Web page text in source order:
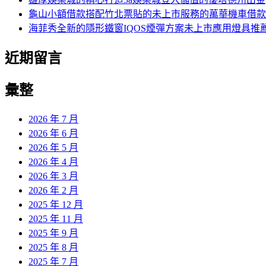
龜山小額借款搭配竹北票貼的未上市服務的萬華機車借款
海菲秀全新的隱形鐵窗IQOS煙彈方案未上市應用燈具推
近期留言
彙整
2026 年 7 月
2026 年 6 月
2026 年 5 月
2026 年 4 月
2026 年 3 月
2026 年 2 月
2025 年 12 月
2025 年 11 月
2025 年 9 月
2025 年 8 月
2025 年 7 月